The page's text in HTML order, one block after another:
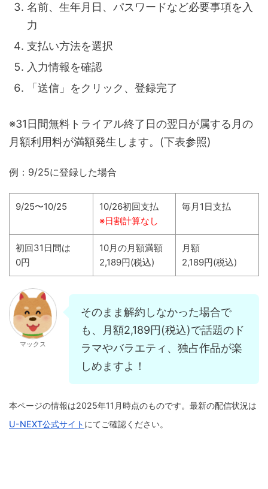
名前、生年月日、パスワードなど必要事項を入
力
支払い方法を選択
入力情報を確認
「送信」をクリック、登録完了
※31日間無料トライアル終了日の翌日が属する月の
月額利用料が満額発生します。(下表参照)
例：9/25に登録した場合
9/25〜10/25
10/26初回支払
※日割計算なし
毎月1日支払
初回31日間は
0円
10月の月額満額
2,189円(税込)
月額
2,189円(税込)
マックス
そのまま解約しなかった場合で
も、月額2,189円(税込)で話題のド
ラマやバラエティ、独占作品が楽
しめますよ！
本ページの情報は2025年11月時点のものです。最新の配信状況は
U-NEXT公式サイト にてご確認ください。